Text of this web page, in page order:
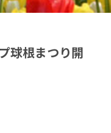
球根まつり開